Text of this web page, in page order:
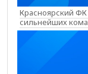
Красноярский ФК
сильнейших